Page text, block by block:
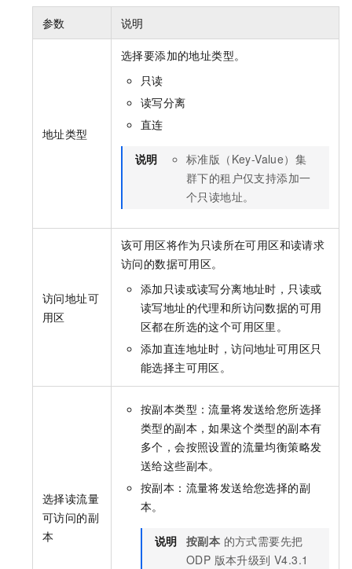
参数 说明
地址类型
选择要添加的地址类型。
只读
读写分离
直连
说明
标准版（Key-Value）集
群下的租户仅支持添加一
个只读地址。
访问地址可
用区
该可用区将作为只读所在可用区和读请求
访问的数据可用区。
添加只读或读写分离地址时，只读或
读写地址的代理和所访问数据的可用
区都在所选的这个可用区里。
添加直连地址时，访问地址可用区只
能选择主可用区。
选择读流量
可访问的副
本
按副本类型：流量将发送给您所选择
类型的副本，如果这个类型的副本有
多个，会按照设置的流量均衡策略发
送给这些副本。
按副本：流量将发送给您选择的副
本。
说明 按副本 的方式需要先把
ODP 版本升级到 V4.3.1